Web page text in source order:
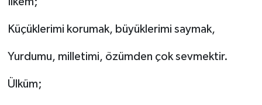
Küçüklerimi korumak, büyüklerimi saymak,
Yurdumu, milletimi, özümden çok sevmektir.
Ülküm;